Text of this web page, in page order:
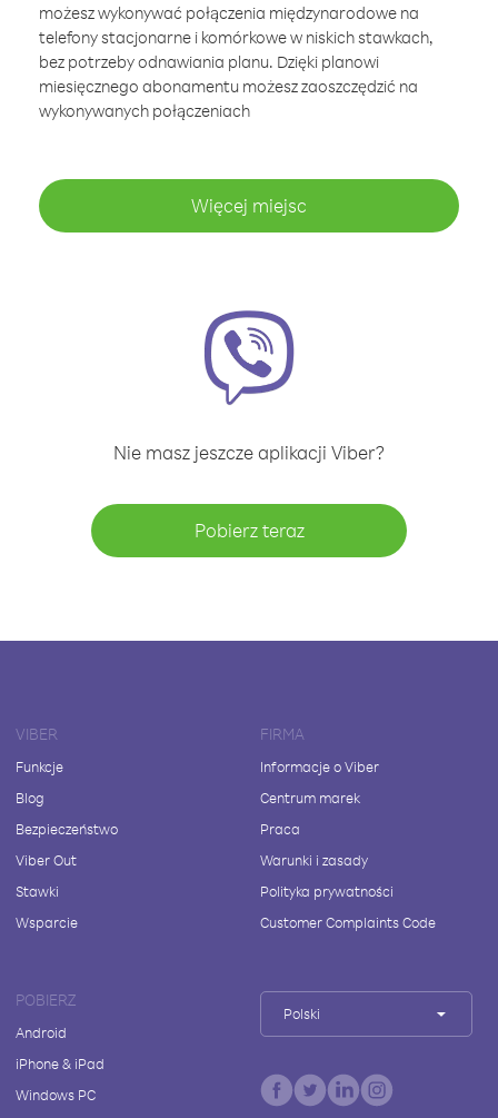
możesz wykonywać połączenia międzynarodowe na
telefony stacjonarne i komórkowe w niskich stawkach,
bez potrzeby odnawiania planu. Dzięki planowi
miesięcznego abonamentu możesz zaoszczędzić na
wykonywanych połączeniach
Więcej miejsc
Nie masz jeszcze aplikacji Viber?
Pobierz teraz
VIBER
Funkcje
Blog
Bezpieczeństwo
Viber Out
Stawki
Wsparcie
FIRMA
Informacje o Viber
Centrum marek
Praca
Warunki i zasady
Polityka prywatności
Customer Complaints Code
POBIERZ
Android
iPhone & iPad
Windows PC
Polski